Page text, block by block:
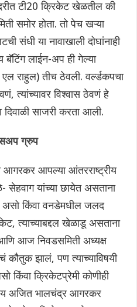
टी20 क्रिकेट खेळतील की
समोर होता. तो पेच खऱ्या
संधी या नावाखाली दोघांनाही
बॅटिंग लाईन-अप ही गेल्या
राहुल) तीच ठेवली. वर्ल्डकपचा
त्यांच्यावर विश्वास ठेवणं हे
साजरी करता आली.
ग्रुप
आगरकर आपल्या आंतरराष्ट्रीय
सेहवाग यांच्या छायेत असताना
किंवा वनडेमधील जलद
त्याच्याबद्दल खेळाडू असताना
आज निवडसमिती अध्यक्ष
कौतुक झालं, पण त्याच्याविषयी
किंवा क्रिकेटप्रेमी कोणीही
अजित भालचंद्र आगरकर